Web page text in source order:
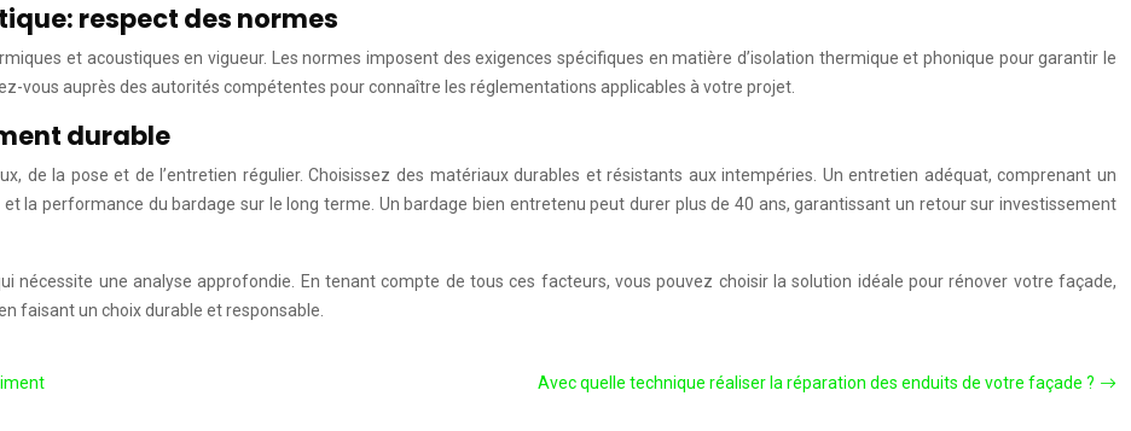
respect des normes
et acoustiques en vigueur. Les normes imposent des exigences spécifiques en matière d’isolation thermique et phonique pour garantir le
vous auprès des autorités compétentes pour connaître les réglementations applicables à votre projet.
durable
de la pose et de l’entretien régulier. Choisissez des matériaux durables et résistants aux intempéries. Un entretien adéquat, comprenant un
la performance du bardage sur le long terme. Un bardage bien entretenu peut durer plus de 40 ans, garantissant un retour sur investissement
nécessite une analyse approfondie. En tenant compte de tous ces facteurs, vous pouvez choisir la solution idéale pour rénover votre façade,
faisant un choix durable et responsable.
Avec quelle technique réaliser la réparation des enduits de votre façade ?